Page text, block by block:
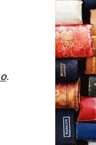
.